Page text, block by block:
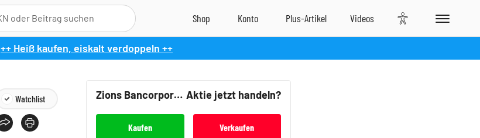
++ Heiß kaufen, eiskalt verdoppeln ++
Watchlist Zions Bancorporation NA Aktie jetzt handeln?
Kaufen Verkaufen